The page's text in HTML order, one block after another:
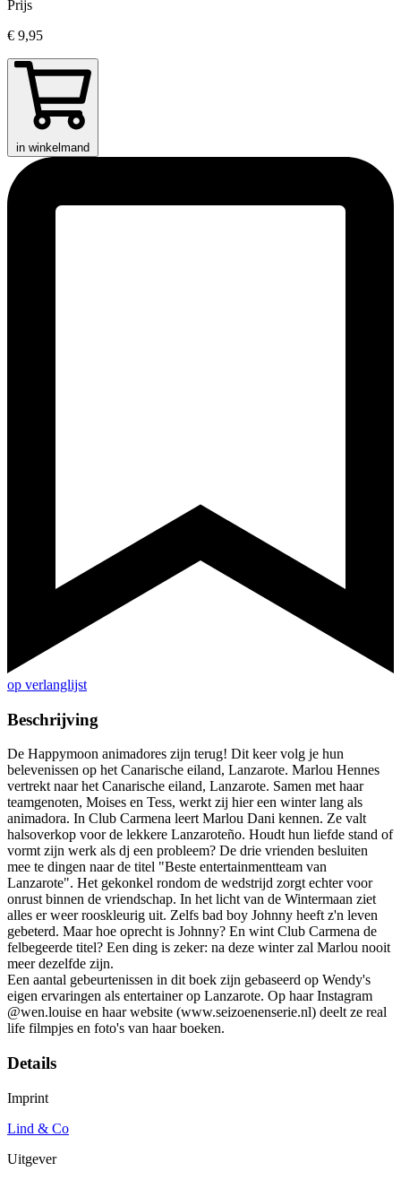
Prijs
€ 9,95
in winkelmand
op verlanglijst
Beschrijving
De Happymoon animadores zijn terug! Dit keer volg je hun
belevenissen op het Canarische eiland, Lanzarote. Marlou Hennes
vertrekt naar het Canarische eiland, Lanzarote. Samen met haar
teamgenoten, Moises en Tess, werkt zij hier een winter lang als
animadora. In Club Carmena leert Marlou Dani kennen. Ze valt
halsoverkop voor de lekkere Lanzaroteño. Houdt hun liefde stand of
vormt zijn werk als dj een probleem? De drie vrienden besluiten
mee te dingen naar de titel "Beste entertainmentteam van
Lanzarote". Het gekonkel rondom de wedstrijd zorgt echter voor
onrust binnen de vriendschap. In het licht van de Wintermaan ziet
alles er weer rooskleurig uit. Zelfs bad boy Johnny heeft z'n leven
gebeterd. Maar hoe oprecht is Johnny? En wint Club Carmena de
felbegeerde titel? Een ding is zeker: na deze winter zal Marlou nooit
meer dezelfde zijn.
Een aantal gebeurtenissen in dit boek zijn gebaseerd op Wendy's
eigen ervaringen als entertainer op Lanzarote. Op haar Instagram
@wen.louise en haar website (www.seizoenenserie.nl) deelt ze real
life filmpjes en foto's van haar boeken.
Details
Imprint
Lind & Co
Uitgever